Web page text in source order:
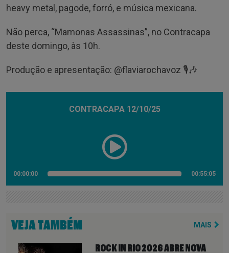
heavy metal, pagode, forró, e música mexicana.
Não perca, “Mamonas Assassinas”, no Contracapa
deste domingo, às 10h.
Produção e apresentação: @‌flaviarochavoz 🎙️🎶
CONTRACAPA 12/10/25
00:00:00 00:55:05
VEJA TAMBÉM MAIS
ROCK IN RIO 2026 ABRE NOVA